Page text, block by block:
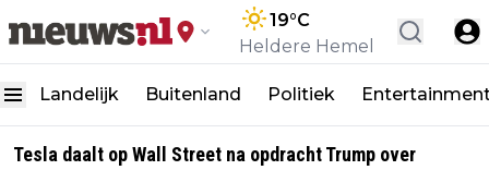
19°C
Heldere Hemel
Landelijk Buitenland Politiek
Tesla daalt op Wall Street na opdracht Trump over